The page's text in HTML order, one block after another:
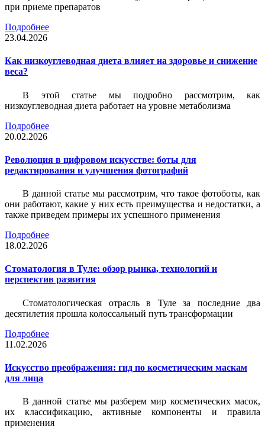
при приеме препаратов
Подробнее
23.04.2026
Как низкоуглеводная диета влияет на здоровье и снижение
веса?
В этой статье мы подробно рассмотрим, как
низкоуглеводная диета работает на уровне метаболизма
Подробнее
20.02.2026
Революция в цифровом искусстве: боты для
редактирования и улучшения фотографий
В данной статье мы рассмотрим, что такое фотоботы, как
они работают, какие у них есть преимущества и недостатки, а
также приведем примеры их успешного применения
Подробнее
18.02.2026
Стоматология в Туле: обзор рынка, технологий и
перспектив развития
Стоматологическая отрасль в Туле за последние два
десятилетия прошла колоссальный путь трансформации
Подробнее
11.02.2026
Искусство преображения: гид по косметическим маскам
для лица
В данной статье мы разберем мир косметических масок,
их классификацию, активные компоненты и правила
применения